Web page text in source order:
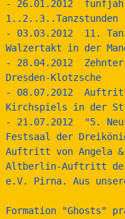
- 26.01.2012
1..2..3..Tanzstunden
- 03.03.2012  11.
Walzertakt in der
- 28.04.2012  Zehnter
Dresden-Klotzsche
- 08.07.2012  Auftritt
Kirchspiels in der
- 21.07.2012  "5.
Festsaal der
Auftritt von Angela &
Altberlin-Auftritt der
e.V. Pirna. Aus
Formation "Ghosts"